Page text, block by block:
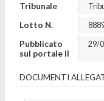
Tribunale
Lotto N.
Pubblicato
sul portale il
29/
DOCUMENTI